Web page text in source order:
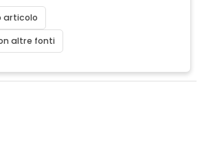
articolo
altre fonti